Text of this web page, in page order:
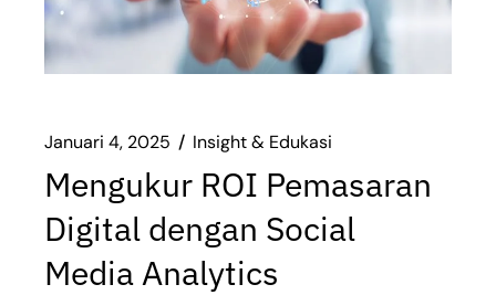
Januari 4, 2025 Insight & Edukasi
Mengukur ROI Pemasaran
Digital dengan Social
Media Analytics